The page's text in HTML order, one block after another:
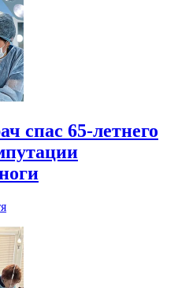
спас 65-летнего